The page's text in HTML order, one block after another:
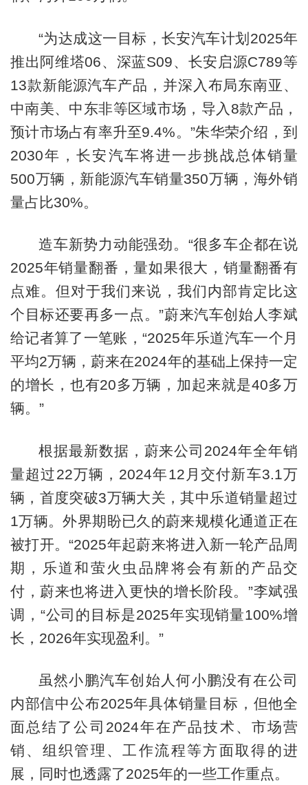
“为达成这一目标，长安汽车计划2025年
推出阿维塔06、深蓝S09、长安启源C789等
13款新能源汽车产品，并深入布局东南亚、
中南美、中东非等区域市场，导入8款产品，
预计市场占有率升至9.4%。”朱华荣介绍，到
2030年，长安汽车将进一步挑战总体销量
500万辆，新能源汽车销量350万辆，海外销
量占比30%。
造车新势力动能强劲。“很多车企都在说
2025年销量翻番，量如果很大，销量翻番有
点难。但对于我们来说，我们内部肯定比这
个目标还要再多一点。”蔚来汽车创始人李斌
给记者算了一笔账，“2025年乐道汽车一个月
平均2万辆，蔚来在2024年的基础上保持一定
的增长，也有20多万辆，加起来就是40多万
辆。”
根据最新数据，蔚来公司2024年全年销
量超过22万辆，2024年12月交付新车3.1万
辆，首度突破3万辆大关，其中乐道销量超过
1万辆。外界期盼已久的蔚来规模化通道正在
被打开。“2025年起蔚来将进入新一轮产品周
期，乐道和萤火虫品牌将会有新的产品交
付，蔚来也将进入更快的增长阶段。”李斌强
调，“公司的目标是2025年实现销量100%增
长，2026年实现盈利。”
虽然小鹏汽车创始人何小鹏没有在公司
内部信中公布2025年具体销量目标，但他全
面总结了公司2024年在产品技术、市场营
销、组织管理、工作流程等方面取得的进
展，同时也透露了2025年的一些工作重点。